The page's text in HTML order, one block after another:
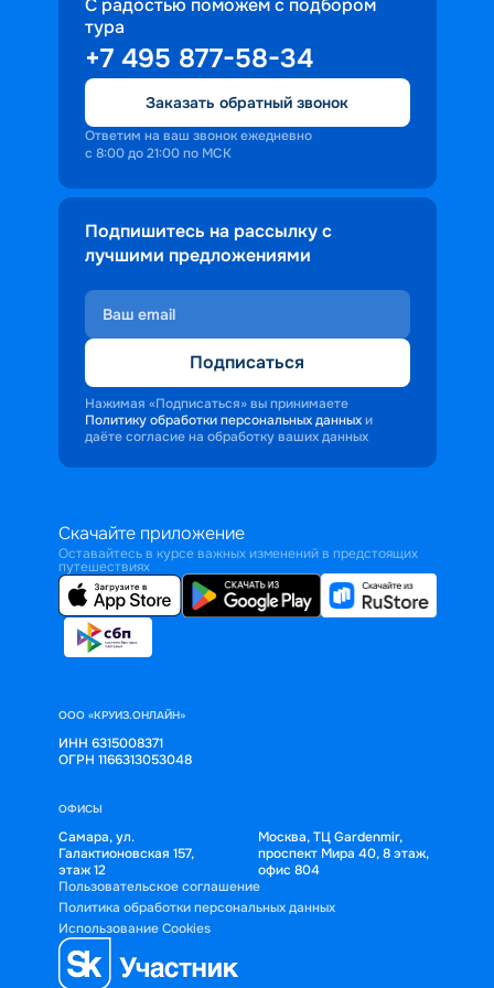
Акрополь, Парфенон и множество
других исторических памятников,
которые рассказывают о славном
прошлом страны. После ещё одного
дня в море круиз возвращается в
Сплит, где путешественники могут
исследовать богатое культурное
Диоклетианов дворец и старинный
центр, внесенный в список
всемирного наследия ЮНЕСКО.
тура
+7 495 877-58-34
Заказать обратный звонок
Ответим на ваш звонок ежедневно
с 8:00 до 21:00 по МСК
Подпишитесь на рассылку с
лучшими предложениями
Подписаться
Нажимая «Подписаться» вы принимаете
Политику обработки персональных данных и
даёте согласие на обработку ваших данных
Скачайте приложение
Оставайтесь в курсе важных изменений в предстоящих
путешествиях
ООО «КРУИЗ.ОНЛАЙН»
ИНН 6315008371
ОГРН 1166313053048
ОФИСЫ
Самара, ул.
Галактионовская 157,
этаж 12
Москва, ТЦ Gardenmir,
проспект Мира 40, 8 этаж,
офис 804
Пользовательское соглашение
Политика обработки персональных данных
Использование Cookies